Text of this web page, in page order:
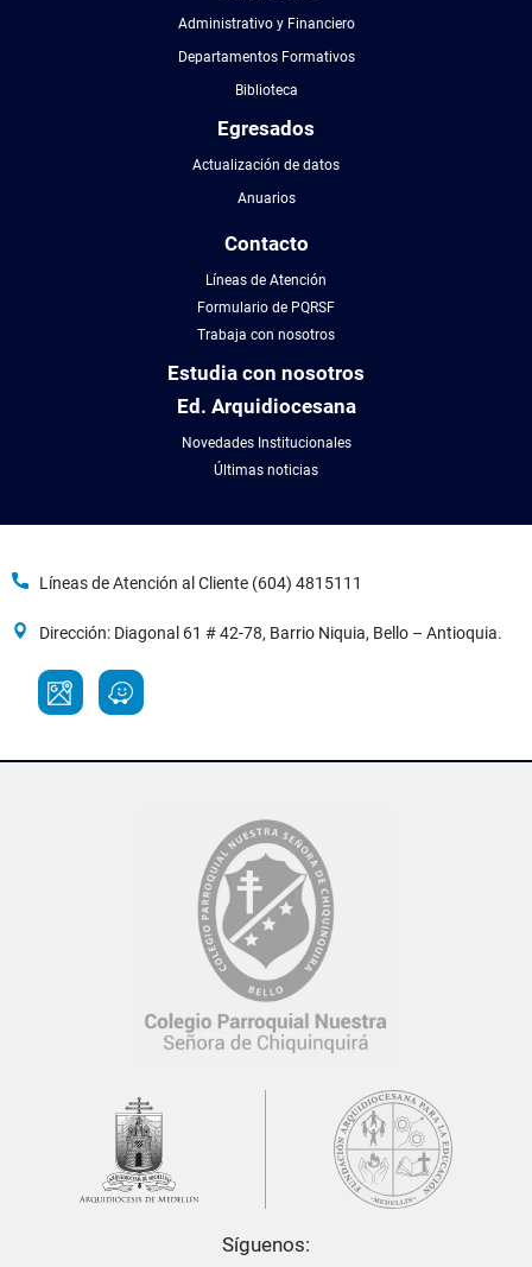
Administrativo y Financiero
Departamentos Formativos
Biblioteca
Egresados
Actualización de datos
Anuarios
Contacto
Líneas de Atención
Formulario de PQRSF
Trabaja con nosotros
Estudia con nosotros
Ed. Arquidiocesana
Novedades Institucionales
Últimas noticias
Líneas de Atención al Cliente (604) 4815111
Dirección: Diagonal 61 # 42-78, Barrio Niquia, Bello – Antioquia.
Síguenos: